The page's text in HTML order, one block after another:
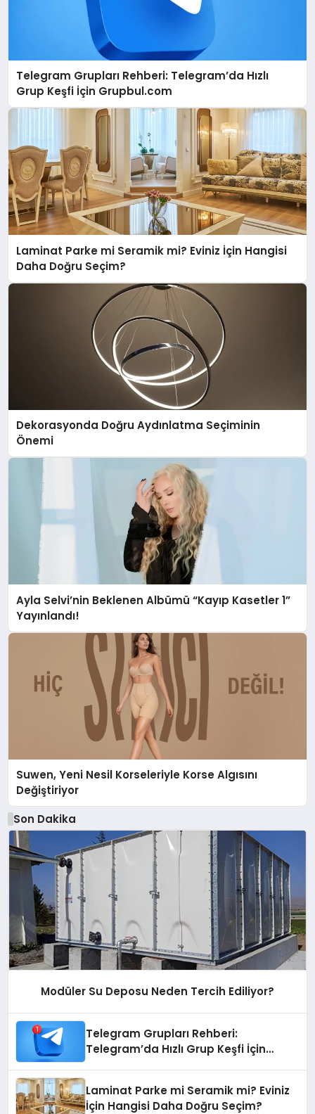
Telegram Grupları Rehberi: Telegram’da Hızlı
Grup Keşfi İçin Grupbul.com
Laminat Parke mi Seramik mi? Eviniz İçin Hangisi
Daha Doğru Seçim?
Dekorasyonda Doğru Aydınlatma Seçiminin
Önemi
Ayla Selvi’nin Beklenen Albümü “Kayıp Kasetler 1”
Yayınlandı!
Suwen, Yeni Nesil Korseleriyle Korse Algısını
Değiştiriyor
Son Dakika
Modüler Su Deposu Neden Tercih Ediliyor?
Telegram Grupları Rehberi:
Telegram’da Hızlı Grup Keşfi İçin
Laminat Parke mi Seramik mi? Eviniz
İçin Hangisi Daha Doğru Seçim?